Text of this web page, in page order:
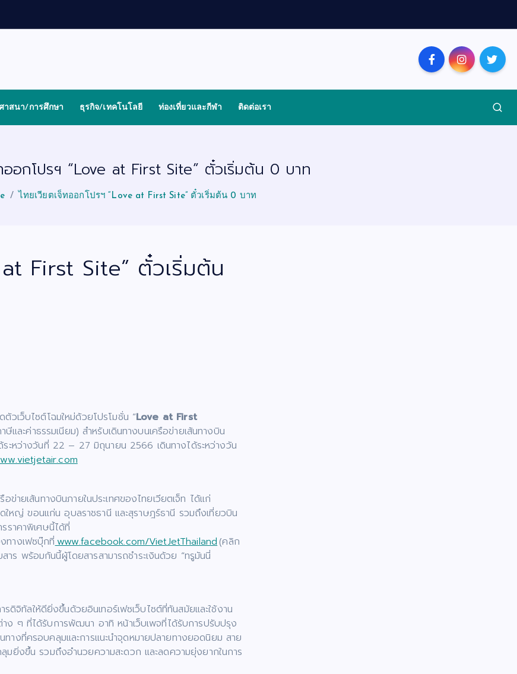
าสนา/การศึกษา ธุรกิจ/เทคโนโลยี ท่องเที่ยวและกีฬา ติดต่อเรา
ออกโปรฯ “Love at First Site” ตั๋วเริ่มต้น 0 บาท
ไทยเวียตเจ็ทออกโปรฯ “Love at First Site” ตั๋วเริ่มต้น 0 บาท
First Site” ตั๋วเริ่มต้น
วเว็บไซต์โฉมใหม่ด้วยโปรโมชั่น “Love at First
และค่าธรรมเนียม) สำหรับเดินทางบนเครือข่ายเส้นทางบิน
ระหว่างวันที่ 22 – 27 มิถุนายน 2566 เดินทางได้ระหว่างวัน
ข่ายเส้นทางบินภายในประเทศของไทยเวียตเจ็ท ได้แก่
หญ่ ขอนแก่น อุบลราชธานี และสุราษฎร์ธานี รวมถึงเที่ยวบิน
ราคาพิเศษนี้ได้ที่
ทางเฟซบุ๊กที่www.facebook.com/VietJetThailand(คลิก
ร พร้อมกันนี้ผู้โดยสารสามารถชำระเงินด้วย “ทรูมันนี่
ดิจิทัลให้ดียิ่งขึ้นด้วยอินเทอร์เฟซเว็บไซต์ที่ทันสมัยและใช้งาน
ง ๆ ที่ได้รับการพัฒนา อาทิ หน้าเว็บเพจที่ได้รับการปรับปรุง
างที่ครอบคลุมและการแนะนำจุดหมายปลายทางยอดนิยม สาย
มยิ่งขึ้น รวมถึงอำนวยความสะดวก และลดความยุ่งยากในการ